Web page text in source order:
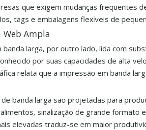
que exigem mudanças frequentes
tags e embalagens flexíveis de
Web Ampla
banda larga, por outro lado, lida com
por suas capacidades de alta
relata que a impressão em banda
banda larga são projetadas para
sinalização de grande formato
elevadas traduz-se em maior